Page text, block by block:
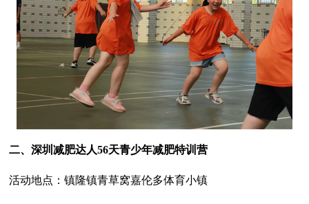
二、深圳减肥达人56天青少年减肥特训营
活动地点：镇隆镇青草窝嘉伦多体育小镇